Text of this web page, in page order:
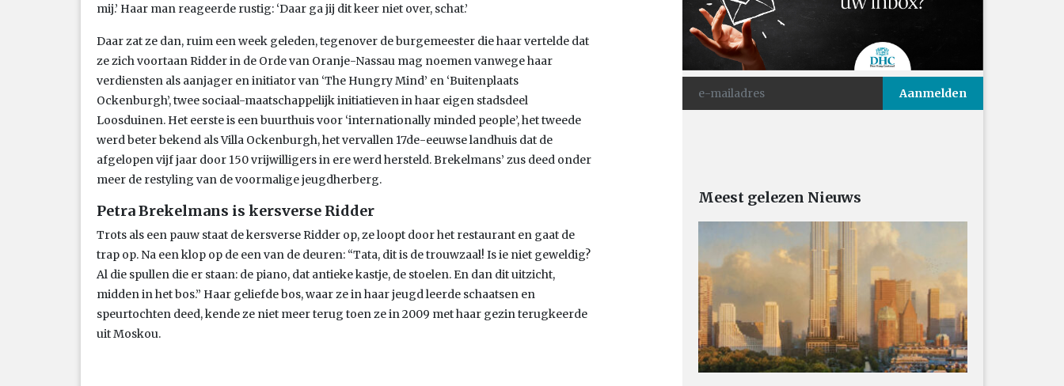
mij.’ Haar man reageerde rustig: ‘Daar ga jij dit keer niet over, schat.’
Daar zat ze dan, ruim een week geleden, tegenover de burgemeester die haar vertelde dat
ze zich voortaan Ridder in de Orde van Oranje-Nassau mag noemen vanwege haar
verdiensten als aanjager en initiator van ‘The Hungry Mind’ en ‘Buitenplaats
Ockenburgh’, twee sociaal-maatschappelijk initiatieven in haar eigen stadsdeel
Loosduinen. Het eerste is een buurthuis voor ‘internationally minded people’, het tweede
werd beter bekend als Villa Ockenburgh, het vervallen 17de-eeuwse landhuis dat de
afgelopen vijf jaar door 150 vrijwilligers in ere werd hersteld. Brekelmans’ zus deed onder
meer de restyling van de voormalige jeugdherberg.
Petra Brekelmans is kersverse Ridder
Trots als een pauw staat de kersverse Ridder op, ze loopt door het restaurant en gaat de
trap op. Na een klop op de een van de deuren: “Tata, dit is de trouwzaal! Is ie niet geweldig?
Al die spullen die er staan: de piano, dat antieke kastje, de stoelen. En dan dit uitzicht,
midden in het bos.” Haar geliefde bos, waar ze in haar jeugd leerde schaatsen en
speurtochten deed, kende ze niet meer terug toen ze in 2009 met haar gezin terugkeerde
uit Moskou.
Meest gelezen Nieuws